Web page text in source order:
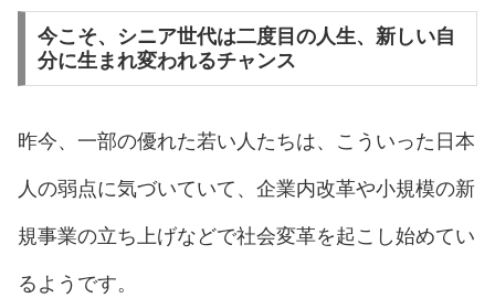
今こそ、シニア世代は二度目の人生、新しい自
分に生まれ変われるチャンス
昨今、一部の優れた若い人たちは、こういった日本
人の弱点に気づいていて、企業内改革や小規模の新
規事業の立ち上げなどで社会変革を起こし始めてい
るようです。